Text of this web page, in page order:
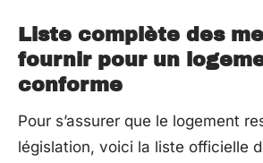
Liste complète des
fournir pour un
conforme
Pour s’assurer que le logement
législation, voici la liste officielle